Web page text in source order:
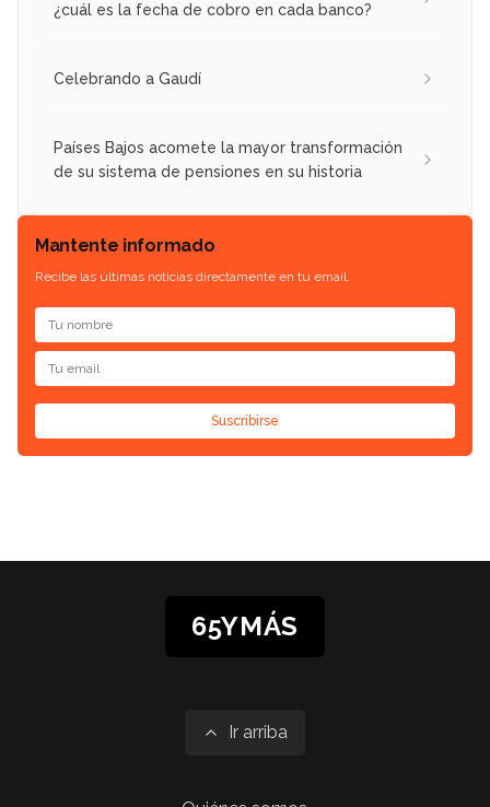
¿cuál es la fecha de cobro en cada banco?
Celebrando a Gaudí
Países Bajos acomete la mayor transformación
de su sistema de pensiones en su historia
Mantente informado
Recibe las últimas noticias directamente en tu email.
Suscribirse
65YMÁS
Ir arriba